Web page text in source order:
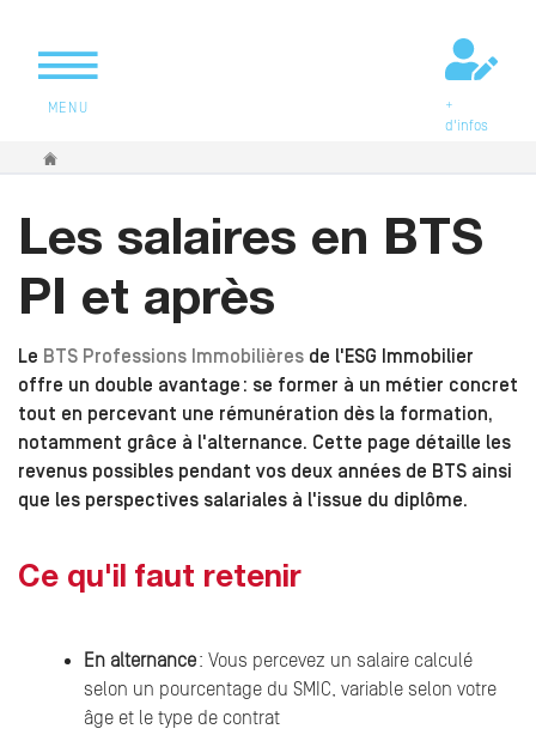
MENU
+
d'infos
Vous êtes ici
Les salaires en BTS
PI et après
Le BTS Professions Immobilières de l'ESG Immobilier
offre un double avantage : se former à un métier concret
tout en percevant une rémunération dès la formation,
notamment grâce à l'alternance. Cette page détaille les
revenus possibles pendant vos deux années de BTS ainsi
que les perspectives salariales à l'issue du diplôme.
Ce qu'il faut retenir
En alternance: Vous percevez un salaire calculé
selon un pourcentage du SMIC, variable selon votre
âge et le type de contrat